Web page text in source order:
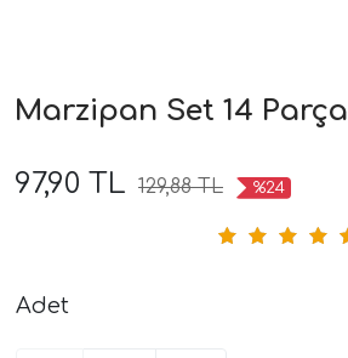
Marzipan Set 14 Parça
97,90 TL 129,88 TL %24
Adet